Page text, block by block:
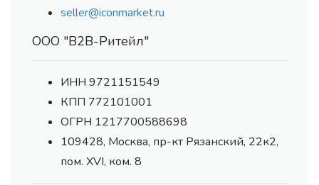
seller@iconmarket.ru
ООО "В2В-Ритейл"
ИНН 9721151549
КПП 772101001
ОГРН 1217700588698
109428, Москва, пр-кт Рязанский, 22к2,
пом. XVI, ком. 8